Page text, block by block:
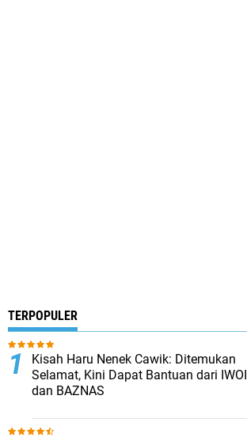
TERPOPULER
Kisah Haru Nenek Cawik: Ditemukan
Selamat, Kini Dapat Bantuan dari IWOI
dan BAZNAS